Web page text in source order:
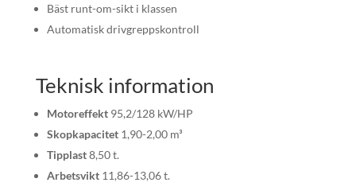
Bäst runt-om-sikt i klassen
Automatisk drivgreppskontroll
Teknisk information
Motoreffekt95,2/128 kW/HP
Skopkapacitet1,90-2,00 m³
Tipplast8,50 t.
Arbetsvikt11,86-13,06 t.